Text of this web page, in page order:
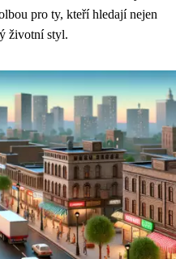
pro ty, kteří hledají nejen
životní styl.